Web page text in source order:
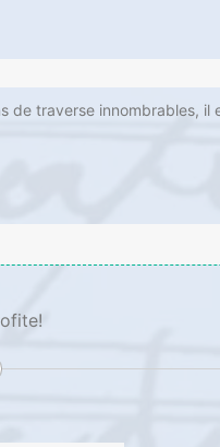
de traverse innombrables, il